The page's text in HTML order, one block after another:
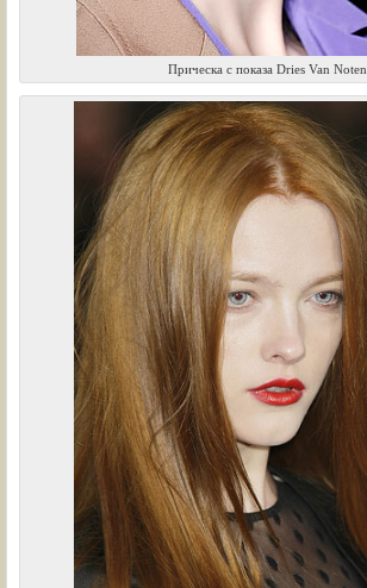
Прическа с показа Dries Van Noten